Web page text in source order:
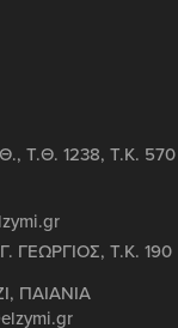
Τ.Θ. 1238, Τ.Κ. 570
ΓΕΩΡΓΙΟΣ, T.K. 190
ΠΑΙΑΝΙΑ